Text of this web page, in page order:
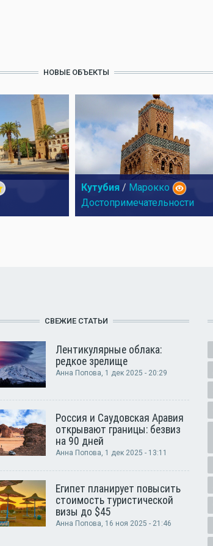
НОВЫЕ ОБЪЕКТЫ
Кутубия / Марокко
Достопримечательности
СВЕЖИЕ СТАТЬИ
Лентикулярные облака:
редкое зрелище
Анна Попова, 1 дек 2025 - 20:29
Россия и Саудовская Аравия
открывают границы: безвиз
на 90 дней
Анна Попова, 1 дек 2025 - 13:11
Египет планирует повысить
стоимость туристической
визы до $45
Анна Попова, 16 ноя 2025 - 21:46